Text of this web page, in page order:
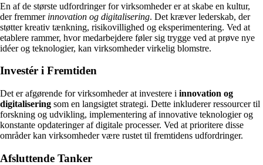
En af de største udfordringer for virksomheder er at skabe en kultur,
der fremmer innovation og digitalisering. Det kræver lederskab, der
støtter kreativ tænkning, risikovillighed og eksperimentering. Ved at
etablere rammer, hvor medarbejdere føler sig trygge ved at prøve nye
idéer og teknologier, kan virksomheder virkelig blomstre.
Investér i Fremtiden
Det er afgørende for virksomheder at investere i innovation og
digitalisering som en langsigtet strategi. Dette inkluderer ressourcer til
forskning og udvikling, implementering af innovative teknologier og
konstante opdateringer af digitale processer. Ved at prioritere disse
områder kan virksomheder være rustet til fremtidens udfordringer.
Afsluttende Tanker